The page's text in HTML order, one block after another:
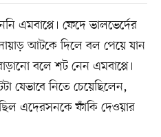
এমবাপ্পে। ফেদে ভালভের্দের
আটকে দিলে বল পেয়ে যান
বলে শট নেন এমবাপ্পে।
যেভাবে নিতে চেয়েছিলেন,
ছিল এদেরসনকে ফাঁকি দেওয়ার